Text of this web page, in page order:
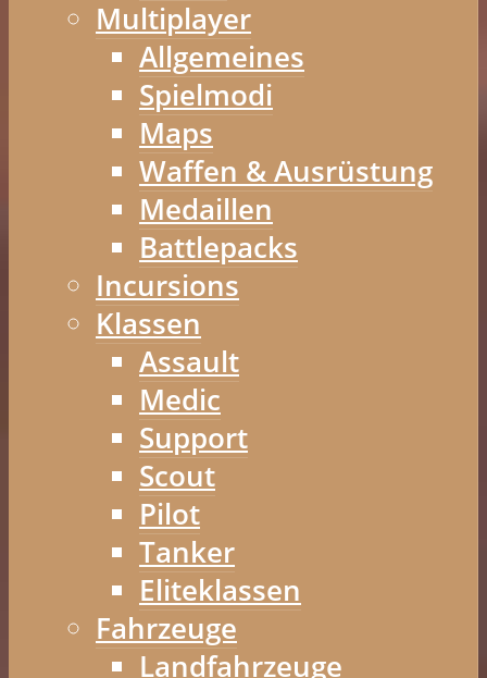
Multiplayer
Allgemeines
Spielmodi
Maps
Waffen & Ausrüstung
Medaillen
Battlepacks
Incursions
Klassen
Assault
Medic
Support
Scout
Pilot
Tanker
Eliteklassen
Fahrzeuge
Landfahrzeuge